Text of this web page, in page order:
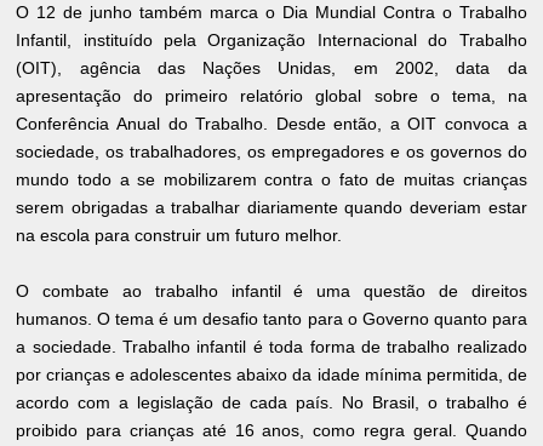
O 12 de junho também marca o Dia Mundial Contra o Trabalho
Infantil, instituído pela Organização Internacional do Trabalho
(OIT), agência das Nações Unidas, em 2002, data da
apresentação do primeiro relatório global sobre o tema, na
Conferência Anual do Trabalho. Desde então, a OIT convoca a
sociedade, os trabalhadores, os empregadores e os governos do
mundo todo a se mobilizarem contra o fato de muitas crianças
serem obrigadas a trabalhar diariamente quando deveriam estar
na escola para construir um futuro melhor.
O combate ao trabalho infantil é uma questão de direitos
humanos. O tema é um desafio tanto para o Governo quanto para
a sociedade. Trabalho infantil é toda forma de trabalho realizado
por crianças e adolescentes abaixo da idade mínima permitida, de
acordo com a legislação de cada país. No Brasil, o trabalho é
proibido para crianças até 16 anos, como regra geral. Quando